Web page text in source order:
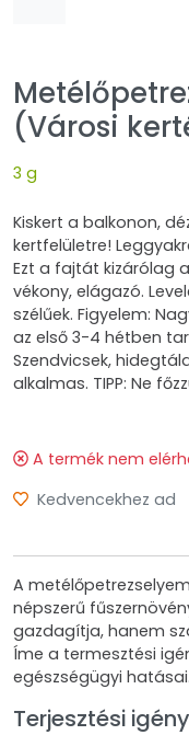
(Városi
3 g
Kiskert a balkonon,
kertfelületre!
Ezt a fajtát kizárólag
vékony, elágazó.
szélűek. Figyelem:
az első 3-4 hétben
Szendvicsek,
alkalmas. TIPP: Ne
A termék nem
Kedvencekhez ad
A
népszerű
gazdagítja, hanem
Íme a termesztési
egészségügyi hatásai.
Terjesztési